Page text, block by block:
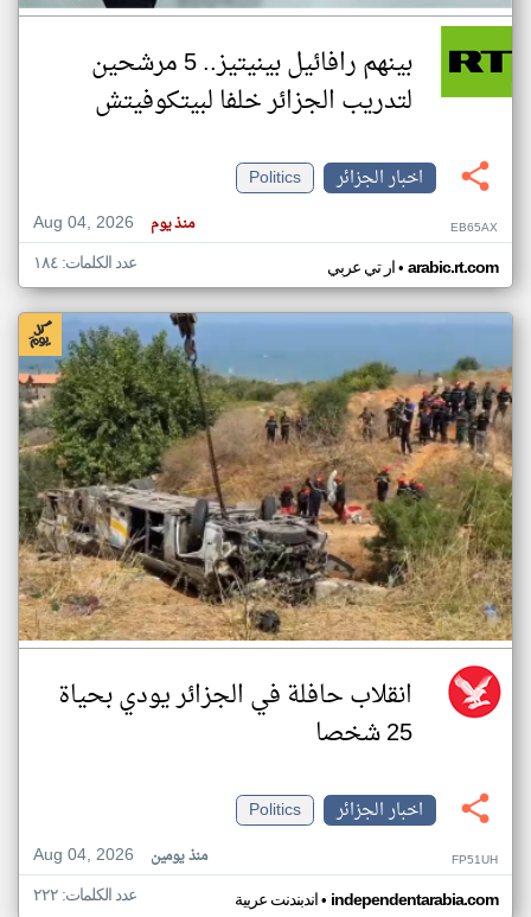
بينهم رافائيل بينيتيز.. 5 مرشحين
لتدريب الجزائر خلفا لبيتكوفيتش
اخبار الجزائر
Politics
Aug 04, 2026
منذ يوم EB65AX
ار تي عربي• arabic.rt.com عدد الكلمات: ١٨٤
انقلاب حافلة في الجزائر يودي بحياة
25 شخصا
اخبار الجزائر
Politics
Aug 04, 2026
منذ يومين FP51UH
اندبندنت عربية• independentarabia.com عدد الكلمات: ٢٢٢